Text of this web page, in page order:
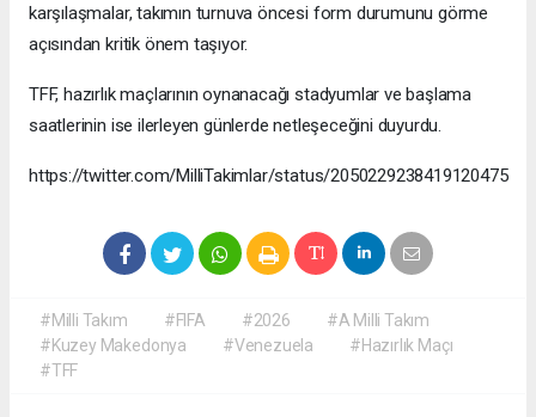
karşılaşmalar, takımın turnuva öncesi form durumunu görme
açısından kritik önem taşıyor.
TFF, hazırlık maçlarının oynanacağı stadyumlar ve başlama
saatlerinin ise ilerleyen günlerde netleşeceğini duyurdu.
https://twitter.com/MilliTakimlar/status/2050229238419120475
#Milli Takım #FIFA #2026
#A Milli Takım
#Kuzey Makedonya
#Venezuela
#Hazırlık Maçı
#TFF